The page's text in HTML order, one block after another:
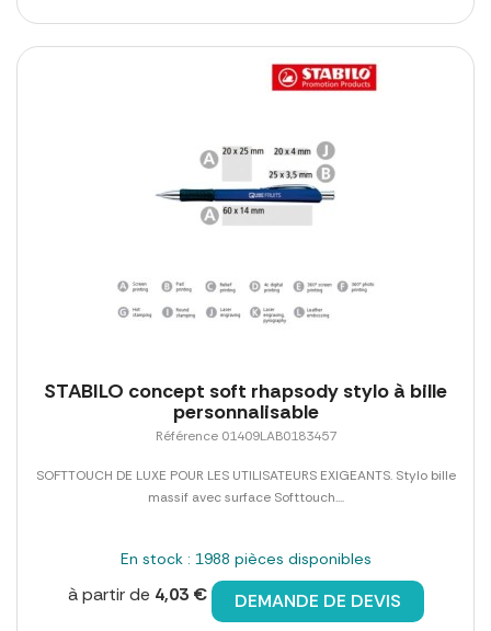
STABILO concept soft rhapsody stylo à bille
personnalisable
Référence 01409LAB0183457
SOFTTOUCH DE LUXE POUR LES UTILISATEURS EXIGEANTS. Stylo bille
massif avec surface Softtouch....
En stock : 1988 pièces disponibles
à partir de 4,03 € DEMANDE DE DEVIS